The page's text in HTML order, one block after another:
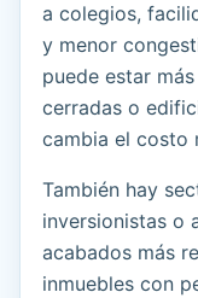
a colegios,
y menor
puede estar
cerradas o
cambia el costo
También hay
inversionistas o
acabados más
inmuebles con